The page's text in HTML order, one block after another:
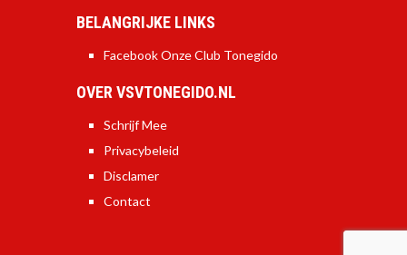
BELANGRIJKE LINKS
Facebook Onze Club Tonegido
OVER VSVTONEGIDO.NL
Schrijf Mee
Privacybeleid
Disclamer
Contact